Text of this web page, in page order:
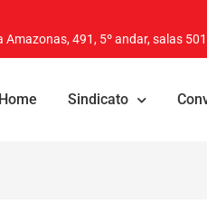
Amazonas, 491, 5º andar, salas
Home Sindicato